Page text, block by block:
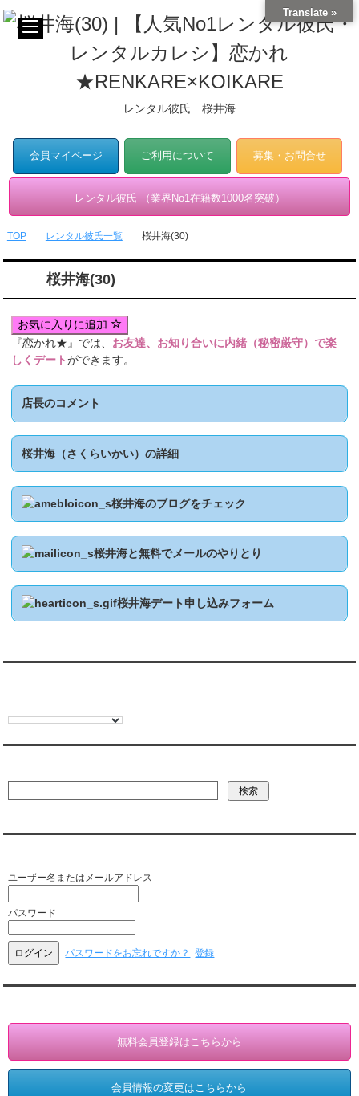
レンタル彼氏 桜井海
会員マイページ ご利用について 募集・お問合せ
レンタル彼氏 （業界No1在籍数1000名突破）
TOP レンタル彼氏一覧 桜井海(30)
桜井海(30)
お気に入りに追加
『恋かれ★』では、 お友達、お知り合いに内緒（秘密厳守）で楽
しくデートができます。
店長のコメント
桜井海（さくらいかい）の詳細
桜井海のブログをチェック
桜井海と無料でメールのやりとり
桜井海デート申し込みフォーム
ユーザー名またはメールアドレス
パスワード
パスワードをお忘れですか？ 登録
無料会員登録はこちらから
会員情報の変更はこちらから
Translate »